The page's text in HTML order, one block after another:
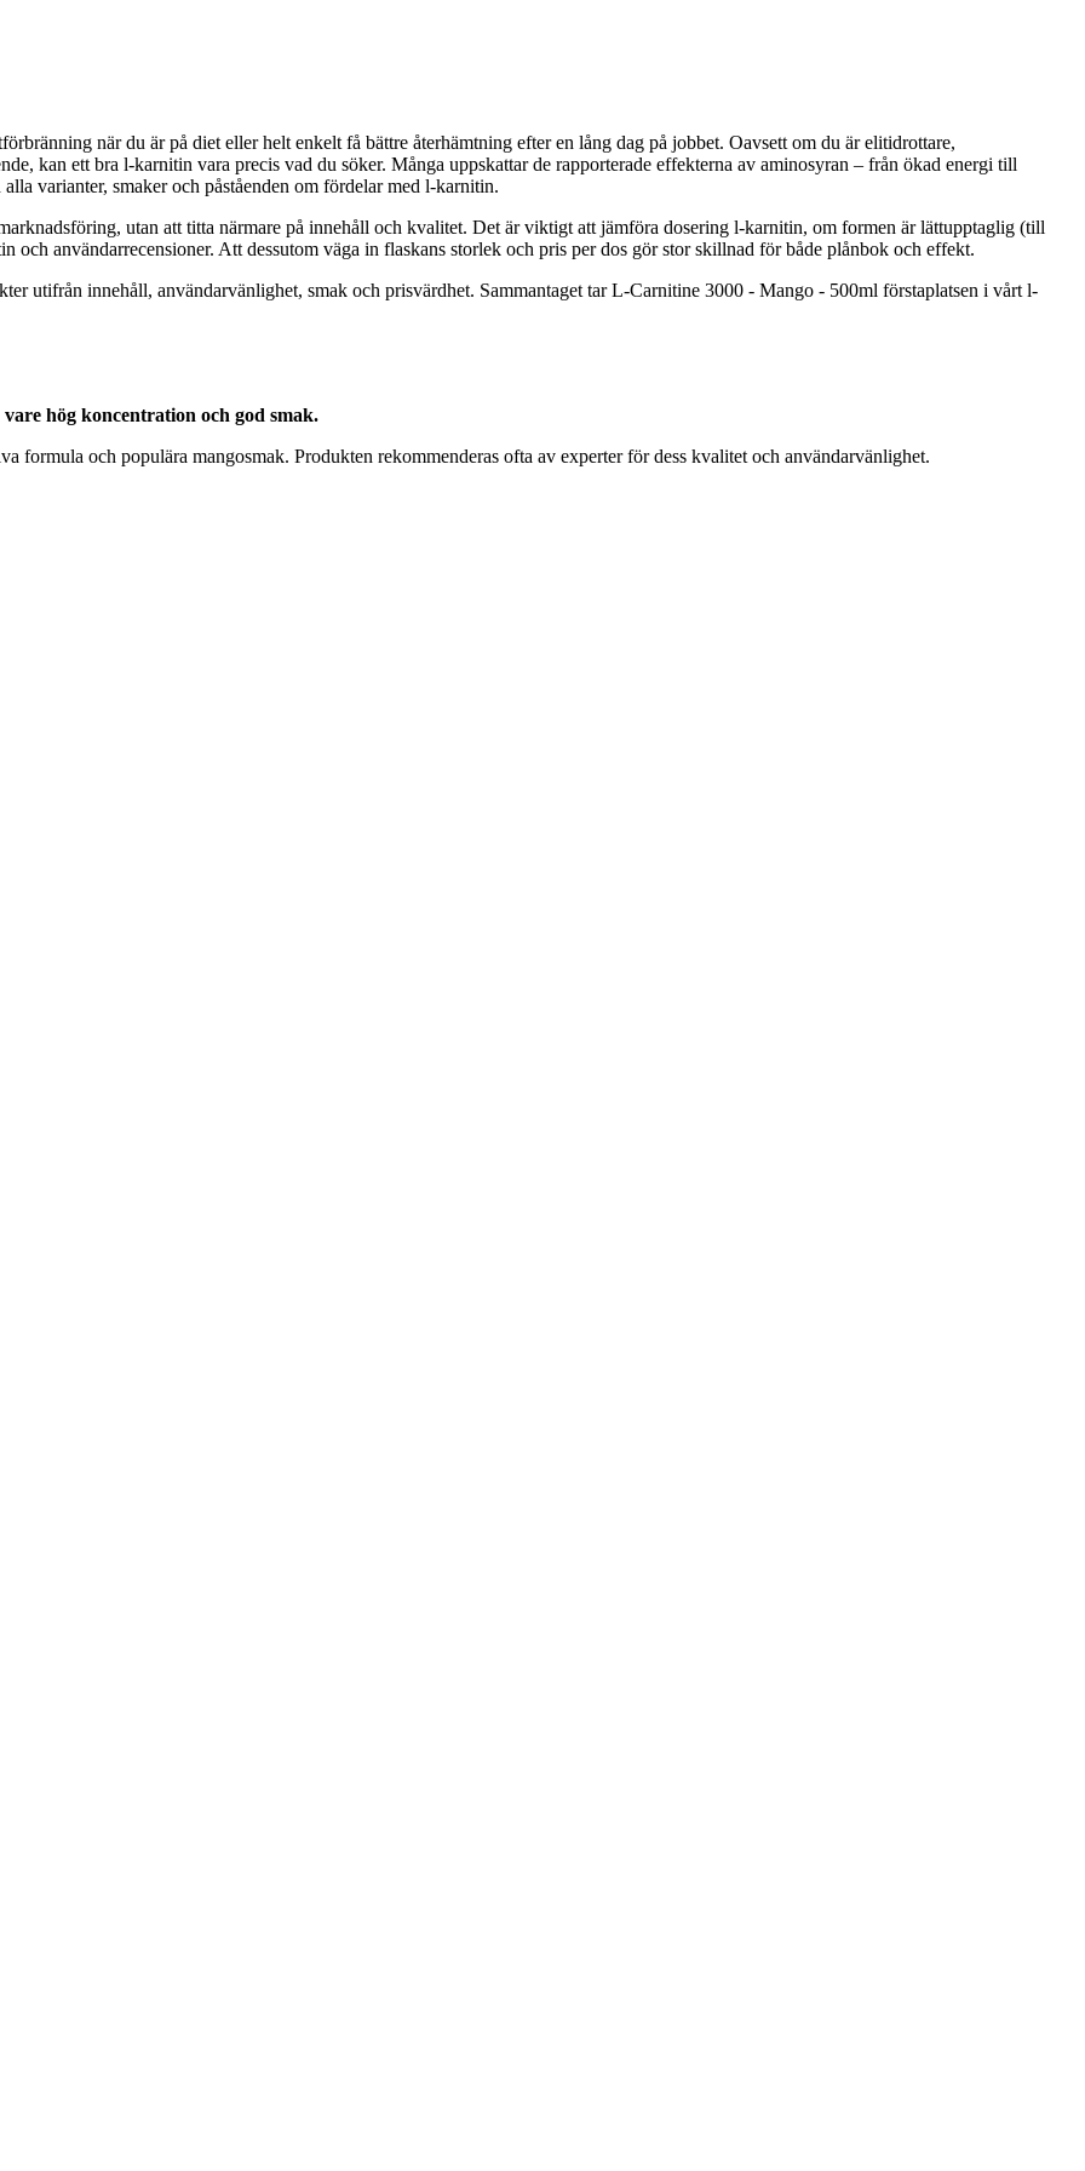
när du är på diet eller helt enkelt få bättre återhämtning efter en lång dag på jobbet. Oavsett om du är elitidrottare,
kan ett bra l-karnitin vara precis vad du söker. Många uppskattar de rapporterade effekterna av aminosyran – från ökad energi till
varianter, smaker och påståenden om fördelar med l-karnitin.
utan att titta närmare på innehåll och kvalitet. Det är viktigt att jämföra dosering l-karnitin, om formen är lättupptaglig (till
användarrecensioner. Att dessutom väga in flaskans storlek och pris per dos gör stor skillnad för både plånbok och effekt.
utifrån innehåll, användarvänlighet, smak och prisvärdhet. Sammantaget tar L-Carnitine 3000 - Mango - 500ml förstaplatsen i vårt l-
hög koncentration och god smak.
formula och populära mangosmak. Produkten rekommenderas ofta av experter för dess kvalitet och användarvänlighet.